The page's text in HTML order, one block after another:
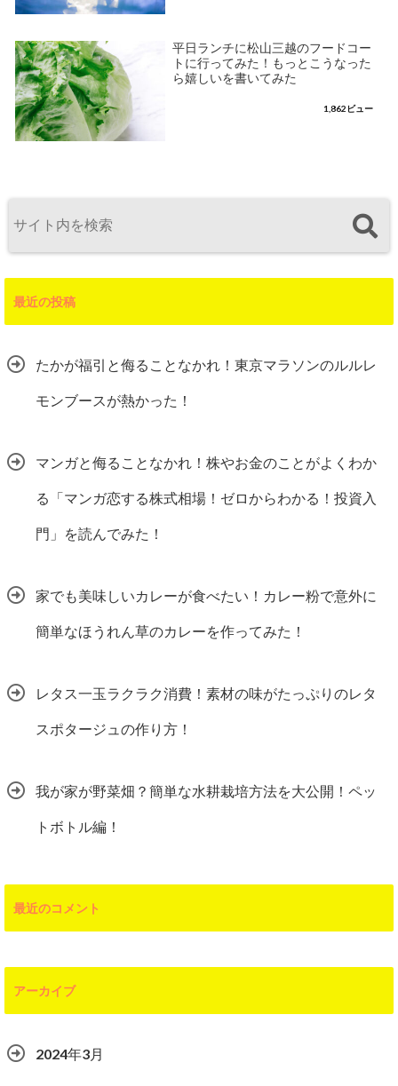
平日ランチに松山三越のフードコー
トに行ってみた！もっとこうなった
ら嬉しいを書いてみた
1,862ビュー
最近の投稿
たかが福引と侮ることなかれ！東京マラソンのルルレ
モンブースが熱かった！
マンガと侮ることなかれ！株やお金のことがよくわか
る「マンガ恋する株式相場！ゼロからわかる！投資入
門」を読んでみた！
家でも美味しいカレーが食べたい！カレー粉で意外に
簡単なほうれん草のカレーを作ってみた！
レタス一玉ラクラク消費！素材の味がたっぷりのレタ
スポタージュの作り方！
我が家が野菜畑？簡単な水耕栽培方法を大公開！ペッ
トボトル編！
最近のコメント
アーカイブ
2024年3月